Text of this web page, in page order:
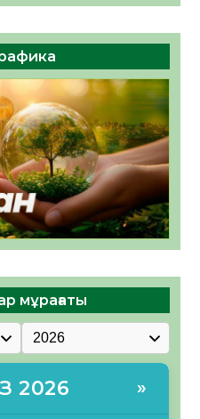
мұрағаты
2026 »